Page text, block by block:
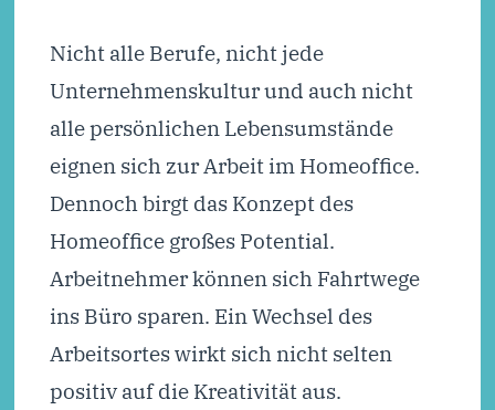
Nicht alle Berufe, nicht jede
Unternehmenskultur und auch nicht
alle persönlichen Lebensumstände
eignen sich zur Arbeit im Homeoffice.
Dennoch birgt das Konzept des
Homeoffice großes Potential.
Arbeitnehmer können sich Fahrtwege
ins Büro sparen. Ein Wechsel des
Arbeitsortes wirkt sich nicht selten
positiv auf die Kreativität aus.